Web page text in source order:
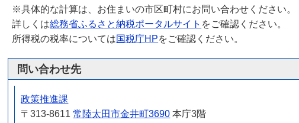
※具体的な計算は、お住まいの市区町村にお問い合わせください。
詳しくは総務省ふるさと納税ポータルサイト をご確認ください。
所得税の税率については国税庁HPをご確認ください。
問い合わせ先
政策推進課
〒313-8611常陸太田市金井町3690 本庁3階